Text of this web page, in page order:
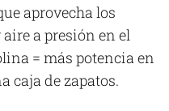
aprovecha los
aire a presión en el
= más potencia en
caja de zapatos.